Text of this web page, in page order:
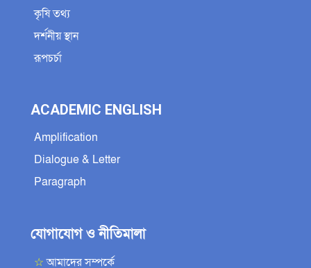
কৃষি তথ্য
দর্শনীয় স্থান
রূপচর্চা
ACADEMIC ENGLISH
Amplification
Dialogue & Letter
Paragraph
যোগাযোগ ও নীতিমালা
☆আমাদের সম্পর্কে